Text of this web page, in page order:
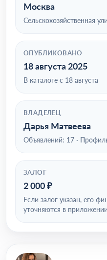
Москва
Сельскохозяйственная
ОПУБЛИКОВАНО
18 августа 2025
В каталоге с 18 августа
ВЛАДЕЛЕЦ
Дарья Матвеева
Объявлений: 17 ·
ЗАЛОГ
2 000 ₽
Если залог указан, его
уточняются в